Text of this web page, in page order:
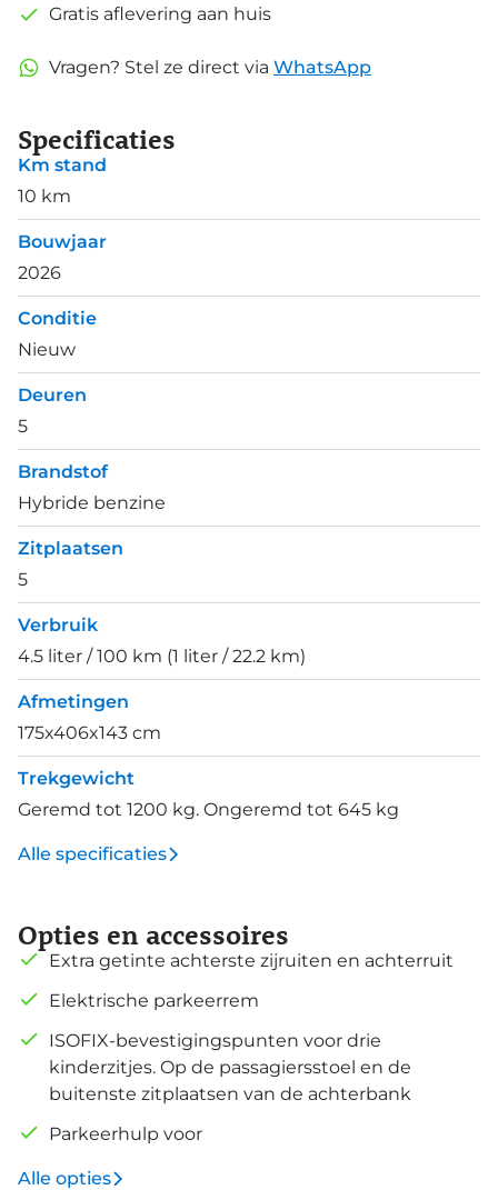
Gratis aflevering aan huis
Vragen? Stel ze direct via WhatsApp
Specificaties
Km stand
10 km
Bouwjaar
2026
Conditie
Nieuw
Deuren
5
Brandstof
Hybride benzine
Zitplaatsen
5
Verbruik
4.5 liter / 100 km (1 liter / 22.2 km)
Afmetingen
175x406x143 cm
Trekgewicht
Geremd tot 1200 kg. Ongeremd tot 645 kg
Alle specificaties
Opties en accessoires
Extra getinte achterste zijruiten en achterruit
Elektrische parkeerrem
ISOFIX-bevestigingspunten voor drie
kinderzitjes. Op de passagiersstoel en de
buitenste zitplaatsen van de achterbank
Parkeerhulp voor
Alle opties